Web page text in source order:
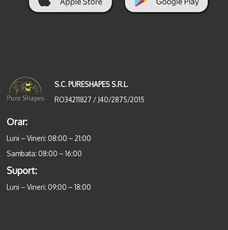
S.C. PURESHAPES S.R.L.
RO34211827 / J40/2875/2015
Orar:
Luni – Vineri: 08:00 – 21:00
Sambata: 08:00 – 16:00
Suport:
Luni – Vineri: 09:00 – 18:00